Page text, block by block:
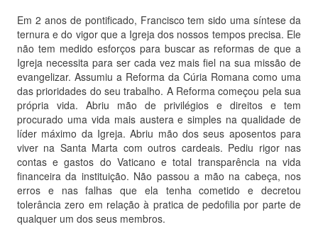
Em 2 anos de pontificado, Francisco tem sido uma síntese da
ternura e do vigor que a Igreja dos nossos tempos precisa. Ele
não tem medido esforços para buscar as reformas de que a
Igreja necessita para ser cada vez mais fiel na sua missão de
evangelizar. Assumiu a Reforma da Cúria Romana como uma
das prioridades do seu trabalho. A Reforma começou pela sua
própria vida. Abriu mão de privilégios e direitos e tem
procurado uma vida mais austera e simples na qualidade de
líder máximo da Igreja. Abriu mão dos seus aposentos para
viver na Santa Marta com outros cardeais. Pediu rigor nas
contas e gastos do Vaticano e total transparência na vida
financeira da instituição. Não passou a mão na cabeça, nos
erros e nas falhas que ela tenha cometido e decretou
tolerância zero em relação à pratica de pedofilia por parte de
qualquer um dos seus membros.